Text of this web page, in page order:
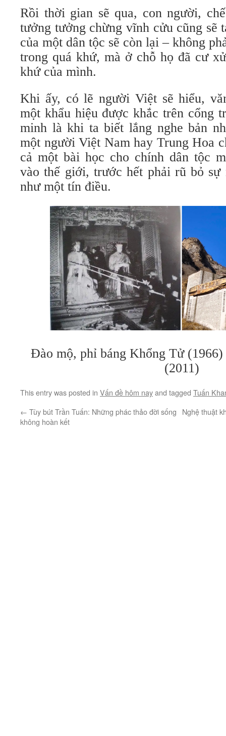
Rồi thời gian sẽ qua, con người,
tưởng tưởng chừng vĩnh cửu cũng sẽ
của một dân tộc sẽ còn lại – không
trong quá khứ, mà ở chỗ họ đã cư
khứ của mình.
Khi ấy, có lẽ người Việt sẽ hiểu,
một khẩu hiệu được khắc trên cổng
minh là khi ta biết lắng nghe bản
một người Việt Nam hay Trung Hoa
cả một bài học cho chính dân tộc
vào thế giới, trước hết phải rũ bỏ sự
như một tín điều.
Đào mộ, phỉ báng Khổng Tử
(2011)
This entry was posted in Vấn đề hôm nayand tagged Tuấn
← Tùy bút Trần Tuấn: Những phác thảo đời sống
không hoàn kết
Nghệ thuật